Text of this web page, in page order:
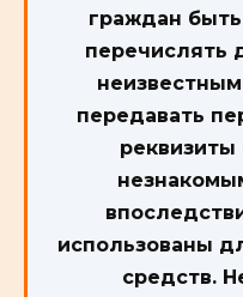
граждан
перечислять
передавать
реквизиты
использованы
средств.